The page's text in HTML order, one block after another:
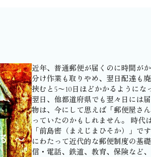
近年、普通郵便が届くのに時間が
分け作業も取りやめ、翌日配達も
挟むと5〜10日ほどかかるように
翌日、他都道府県でも翌々日には
物は、今にして思えば「郵便屋さ
っていたのかもしれません。 時代
「前島密（まえじまひそか）」で
にわたって近代的な郵便制度の基
信・電話、鉄道、教育、保険など